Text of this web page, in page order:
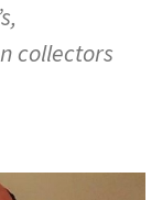
collectors